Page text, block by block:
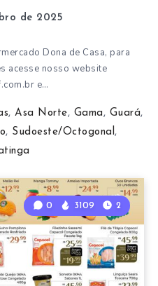
de 2025
Dona de Casa, para
acesse nosso website
e…
,Asa Norte, Gama , Guará,
, Sudoeste/Octogonal ,
0 3109 2